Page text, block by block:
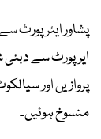
منسوخ ہوئیں۔